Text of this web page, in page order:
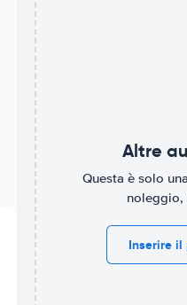
Altre
Questa è solo
noleggio,
Inserire il